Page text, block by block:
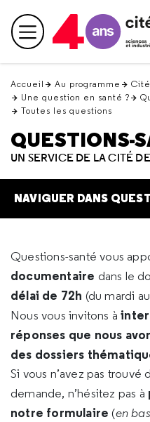
en
haut Menu principal
Accueil Au programme
Une question en santé ?
Toutes les questions
QUESTIONS-
UN SERVICE DE LA CITÉ
NAVIGUER DANS
Questions-santé vous
documentaire dans le
délai de 72h (du mardi
Nous vous invitons à
réponses que nous
des dossiers
Si vous n’avez pas
demande, n’hésitez pas à
notre formulaire (en